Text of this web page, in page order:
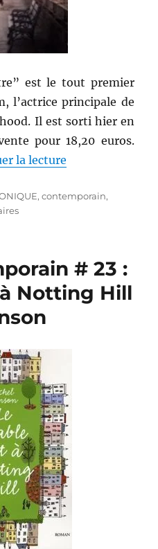
est le tout premier
l’actrice principale de
Il est sorti hier en
pour 18,20 euros.
la lecture
,contemporain,
sur
25
Un
beau
jour
être
–
Lauren
Graham
# 23 :
Notting Hill